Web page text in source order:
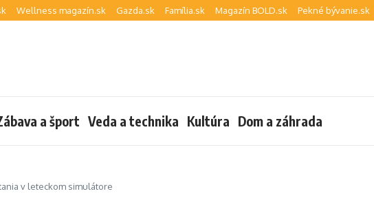
Wellness magazín.sk Gazda.sk Família.sk Magazín BOLD.sk Pekné bývanie.sk
a šport Veda a technika Kultúra Dom a záhrada
v leteckom simulátore